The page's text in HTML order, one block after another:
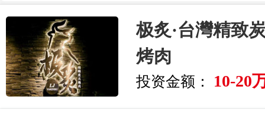
极炙·台灣精致
烤肉
投资金额： 10-20